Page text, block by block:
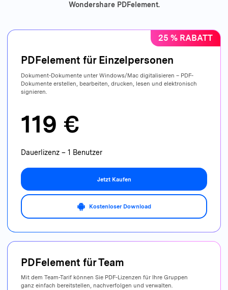
Wondershare PDFelement.
25 % RABATT
PDFelement für Einzelpersonen
Dokument-Dokumente unter Windows/Mac digitalisieren – PDF-
Dokumente erstellen, bearbeiten, drucken, lesen und elektronisch
signieren.
119 €
Dauerlizenz – 1 Benutzer
Jetzt Kaufen
Kostenloser Download
PDFelement fürTeam
Mit dem Team-Tarif können Sie PDF-Lizenzen für Ihre Gruppen
ganz einfach bereitstellen, nachverfolgen und verwalten.